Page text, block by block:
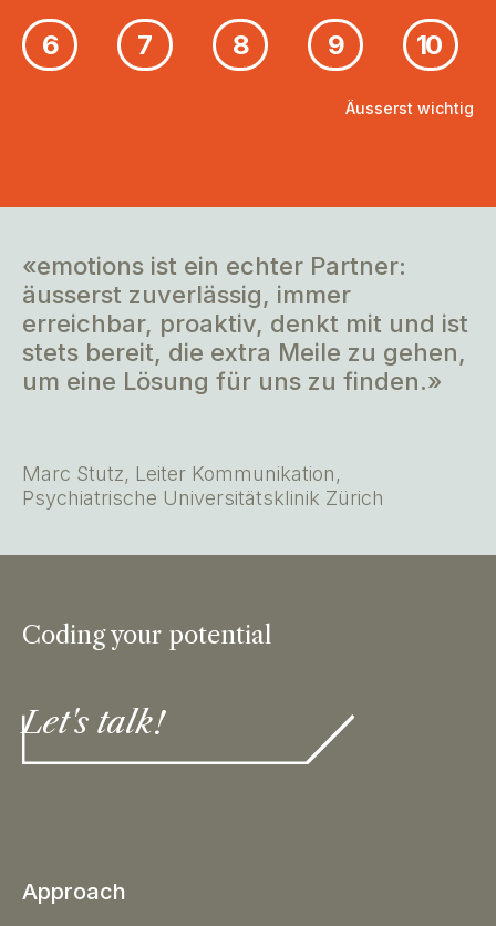
6 7 8 9 10
Äusserst wichtig
«emotions ist ein echter Partner:
äusserst zuverlässig, immer
erreichbar, proaktiv, denkt mit und ist
stets bereit, die extra Meile zu gehen,
um eine Lösung für uns zu finden.»
Marc Stutz, Leiter Kommunikation,
Psychiatrische Universitätsklinik Zürich
Coding your potential
Let's talk!
Approach